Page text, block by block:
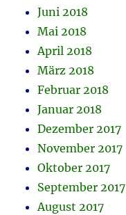
Juni 2018
Mai 2018
April 2018
März 2018
Februar 2018
Januar 2018
Dezember 2017
November 2017
Oktober 2017
September 2017
August 2017